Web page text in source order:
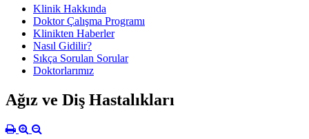
Klinik Hakkında
Doktor Çalışma Programı
Klinikten Haberler
Nasıl Gidilir?
Sıkça Sorulan Sorular
Doktorlarımız
Ağız ve Diş Hastalıkları